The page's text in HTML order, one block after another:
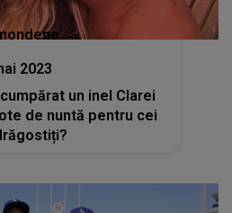
2023
un inel Clarei
de nuntă pentru cei